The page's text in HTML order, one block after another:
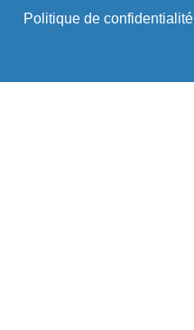
Politique de confidentialité